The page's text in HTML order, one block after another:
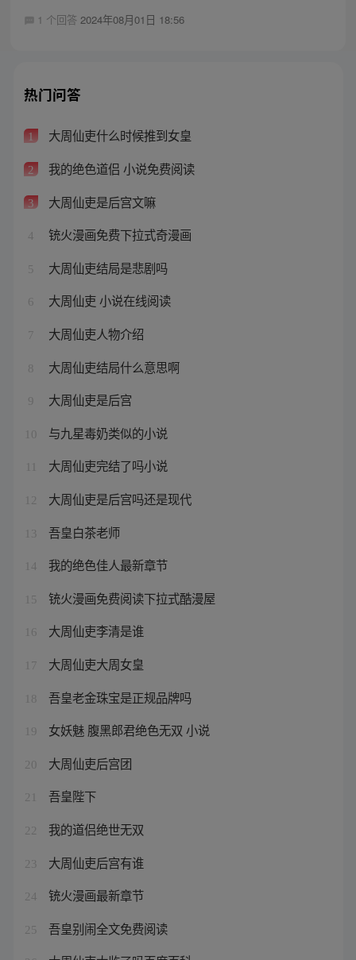
1 个回答 2024年08月01日 18:56
热门问答
1 大周仙吏什么时候推到女皇
2 我的绝色道侣 小说免费阅读
3 大周仙吏是后宫文嘛
4 铳火漫画免费下拉式奇漫画
5 大周仙吏结局是悲剧吗
6 大周仙吏 小说在线阅读
7 大周仙吏人物介绍
8 大周仙吏结局什么意思啊
9 大周仙吏是后宫
10 与九星毒奶类似的小说
大周仙吏完结了吗小说
12 大周仙吏是后宫吗还是现代
13 吾皇白茶老师
14 我的绝色佳人最新章节
15 铳火漫画免费阅读下拉式酷漫屋
16 大周仙吏李清是谁
17 大周仙吏大周女皇
18 吾皇老金珠宝是正规品牌吗
19 女妖魅 腹黑郎君绝色无双 小说
20 大周仙吏后宫团
21 吾皇陛下
22 我的道侣绝世无双
23 大周仙吏后宫有谁
24 铳火漫画最新章节
25 吾皇别闹全文免费阅读